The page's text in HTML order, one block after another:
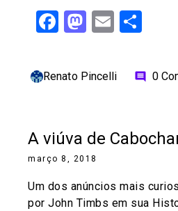
Facebook
Mastodon
Email
Renato Pincelli comment 0
A viúva de
março 8, 2018
Um dos anúncios mais
por John Timbs em sua